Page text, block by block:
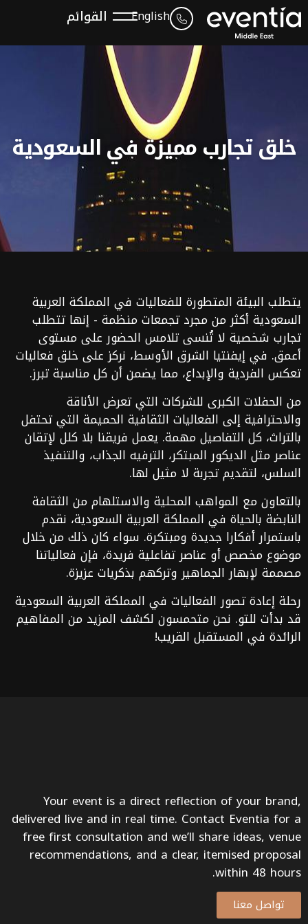
English القوائم
خلق تجارب مميزة في السعودية
يتطلب البيئة المتطورة للفعاليات في المملكة العربية
السعودية أكثر من مجرد تجمعات منظمة - إنها تتطلب
تجارب شخصية لا تُنسى تلامس الحضور على مستوى
أعمق. في إيفنتيا الشرق الأوسط، نركز على خلق فعاليات
تعكس الفردية والإبداع، مما يضمن أن كل مناسبة تبرز.
من الحفلات الكبرى للشركات التي تعرض الأناقة
والاحترافية إلى الفعاليات الثقافية الحميمة التي تحتفل
بالتراث، كل التفاصيل مهمة. يعمل فريقنا بلا كلل لإتقان
عناصر مثل الديكور المبتكر، الترفيه الجذاب، والتنفيذ
السلس، لتقديم تجربة لا مثيل لها.
بالتعاون مع المواهب المحلية والاستلهام من الثقافة
النابضة بالحياة في المملكة العربية السعودية، نقدم
باستمرار أفكارا جديدة ومبتكرة. سواء كان ذلك من خلال
موضوع مخصص أو عناصر تفاعلية فريدة، فإن فعالياتنا
مصممة لإبهار الجماهير وتركهم بذكريات عزيزة.
رحلة إعادة تصور الفعاليات في المملكة العربية السعودية
قد بدأت للتو. نحن متحمسون لكشف المزيد من المفاهيم
الرائدة في المستقبل القريب!
Your event is a direct reflection of your brand,
delivered live and in real time. Contact Eventia for a
free first consultation and we’ll share ideas, venue
recommendations, and a clear, itemised proposal
within 48 hours.
تواصل معنا